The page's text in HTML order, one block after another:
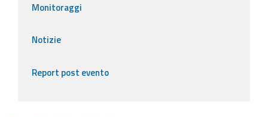
Monitoraggi
Notizie
Report post evento